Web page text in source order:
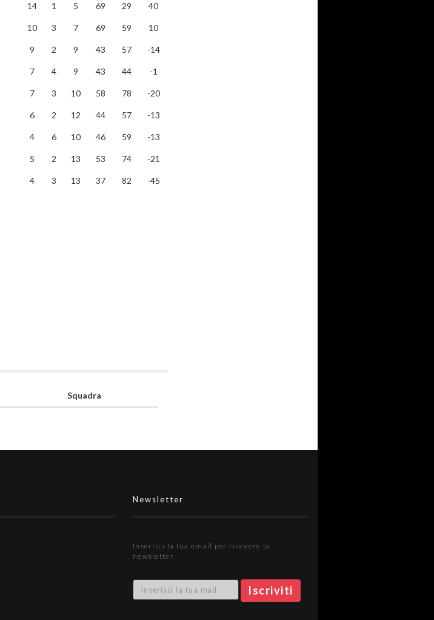
14 1 5 69 29 40
10 3 7 69 59 10
9 2 9 43 57 -14
7 4 9 43 44 -1
7 3 10 58 78 -20
6 2 12 44 57 -13
4 6 10 46 59 -13
5 2 13 53 74 -21
4 3 13 37 82 -45
Squadra
Newsletter
Inserisci la tua email per ricevere la
newsletter